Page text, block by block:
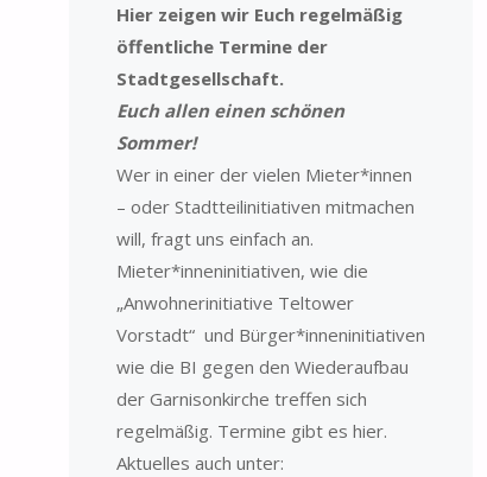
Hier zeigen wir Euch regelmäßig
öffentliche Termine der
Stadtgesellschaft.
Euch allen einen schönen
Sommer!
Wer in einer der vielen Mieter*innen
– oder Stadtteilinitiativen mitmachen
will, fragt uns einfach an.
Mieter*inneninitiativen, wie die
„Anwohnerinitiative Teltower
Vorstadt“ und Bürger*inneninitiativen
wie die BI gegen den Wiederaufbau
der Garnisonkirche treffen sich
regelmäßig. Termine gibt es hier.
Aktuelles auch unter: